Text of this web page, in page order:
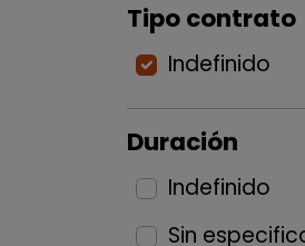
Tipo contrato
Indefinido
Duración
Indefinido
Sin